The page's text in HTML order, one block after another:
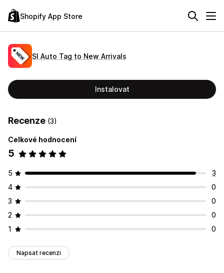
Shopify App Store
SI Auto Tag to New Arrivals
Instalovat
Recenze (3)
Celkové hodnocení
5
5
3
4
0
3
0
2
0
1
0
Napsat recenzi